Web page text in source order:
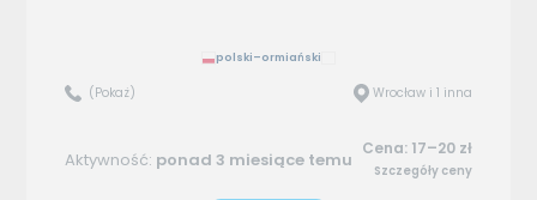
polski–ormiański
(Pokaż) Wrocław i 1 inna
Aktywność: ponad 3 miesiące temu Cena: 17–20 zł
Szczegóły ceny